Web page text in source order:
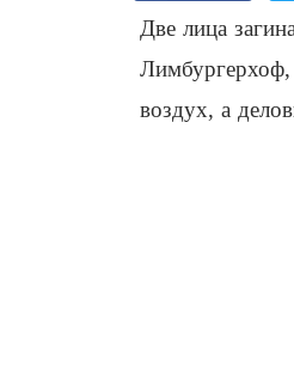
Две лица
Лимбургерхоф,
воздух, а